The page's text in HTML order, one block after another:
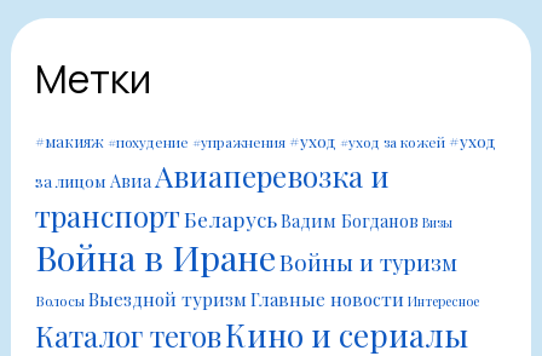
Метки
#макияж #похудение #упражнения #уход #уход за кожей #уход
за лицом Авиа Авиаперевозка и
транспортБеларусьВадим Богданов Визы
Война в ИранеВойны и туризм
ВолосыВыездной туризмГлавные новости Интересное
Каталог теговКино и сериалы